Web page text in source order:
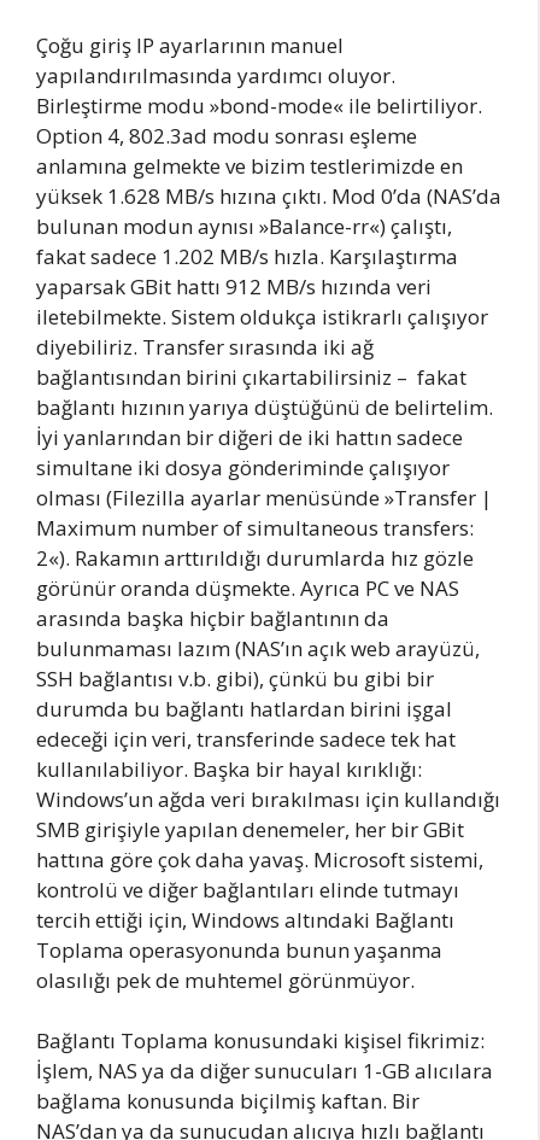
Çoğu giriş IP ayarlarının manuel
yapılandırılmasında yardımcı oluyor.
Birleştirme modu »bond-mode« ile belirtiliyor.
Option 4, 802.3ad modu sonrası eşleme
anlamına gelmekte ve bizim testlerimizde en
yüksek 1.628 MB/s hızına çıktı. Mod 0’da (NAS’da
bulunan modun aynısı »Balance-rr«) çalıştı,
fakat sadece 1.202 MB/s hızla. Karşılaştırma
yaparsak GBit hattı 912 MB/s hızında veri
iletebilmekte. Sistem oldukça istikrarlı çalışıyor
diyebiliriz. Transfer sırasında iki ağ
bağlantısından birini çıkartabilirsiniz – fakat
bağlantı hızının yarıya düştüğünü de belirtelim.
İyi yanlarından bir diğeri de iki hattın sadece
simultane iki dosya gönderiminde çalışıyor
olması (Filezilla ayarlar menüsünde »Transfer |
Maximum number of simultaneous transfers:
2«). Rakamın arttırıldığı durumlarda hız gözle
görünür oranda düşmekte. Ayrıca PC ve NAS
arasında başka hiçbir bağlantının da
bulunmaması lazım (NAS’ın açık web arayüzü,
SSH bağlantısı v.b. gibi), çünkü bu gibi bir
durumda bu bağlantı hatlardan birini işgal
edeceği için veri, transferinde sadece tek hat
kullanılabiliyor. Başka bir hayal kırıklığı:
Windows’un ağda veri bırakılması için kullandığı
SMB girişiyle yapılan denemeler, her bir GBit
hattına göre çok daha yavaş. Microsoft sistemi,
kontrolü ve diğer bağlantıları elinde tutmayı
tercih ettiği için, Windows altındaki Bağlantı
Toplama operasyonunda bunun yaşanma
olasılığı pek de muhtemel görünmüyor.
Bağlantı Toplama konusundaki kişisel fikrimiz:
İşlem, NAS ya da diğer sunucuları 1-GB alıcılara
bağlama konusunda biçilmiş kaftan. Bir
NAS’dan ya da sunucudan alıcıya hızlı bağlantı